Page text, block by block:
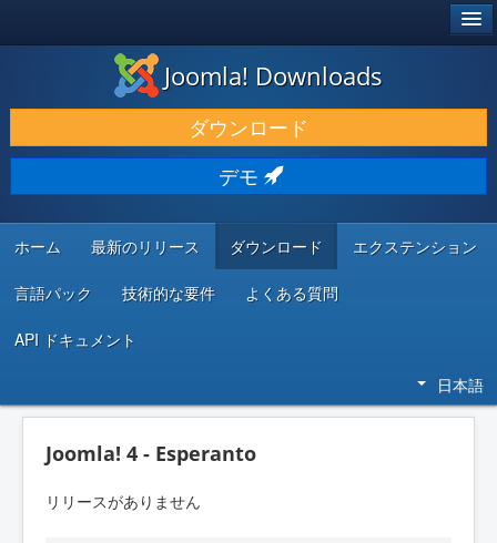
ダウンロードと機能拡張
発見と学び
コミュニティとサポート
開発者向けリソース
Joomla! Downloads
ダウンロード
デモ
ホーム 最新のリリース ダウンロード エクステンション
言語パック 技術的な要件 よくある質問
API ドキュメント
日本語
Joomla! 4 - Esperanto
リリースがありません